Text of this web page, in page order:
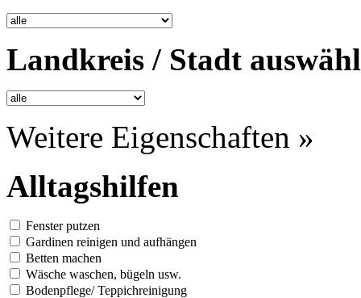
Landkreis / Stadt
Weitere Eigenschaften »
Alltagshilfen
Fenster putzen
Gardinen reinigen und aufhängen
Betten machen
Wäsche waschen, bügeln usw.
Bodenpflege/ Teppichreinigung